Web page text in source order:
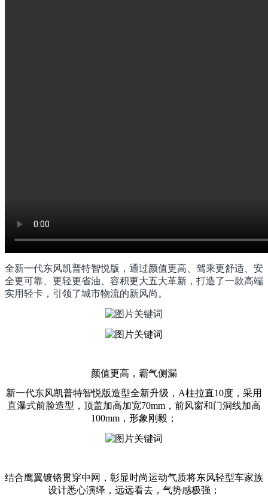
全新一代东风凯普特智悦版，通过颜值更高、驾乘更舒适、安
全更可靠、更轻更省油、容积更大五大革新，打造了一款高端
实用轻卡，引领了城市物流的新风尚。
颜值更高，霸气侧漏
新一代东风凯普特智悦版造型全新升级，A柱拉直10度，采用
直瀑式前脸造型，顶盖加高加宽70mm，前风窗和门洞线加高
100mm，形象刚毅；
结合鹰翼镀铬贯穿中网，彰显时尚运动气质将东风轻型车家族
设计悉心演绎，远远看去，气势感极强；